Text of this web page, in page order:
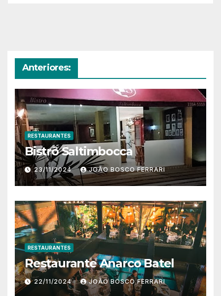
Anteriores:
RESTAURANTES
Bistrô Saltimbocca
23/11/2024 JOÃO BOSCO FERRARI
RESTAURANTES
Restaurante Anarco Batel
22/11/2024 JOÃO BOSCO FERRARI